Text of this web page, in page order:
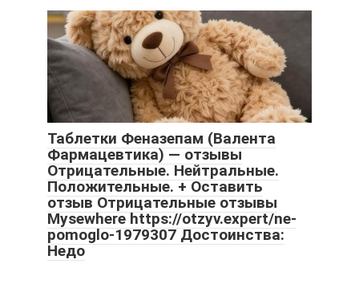
Таблетки Феназепам (Валента
Фармацевтика) — отзывы
Отрицательные. Нейтральные.
Положительные. + Оставить
отзыв Отрицательные отзывы
Mysewhere https://otzyv.expert/ne-
pomoglo-1979307 Достоинства:
Недо